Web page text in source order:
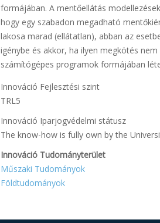
formájában. A mentőellátás
hogy egy szabadon megadható
lakosa marad (ellátatlan), abban az
igénybe és akkor, ha ilyen megkötés
számítógépes programok formájában
Innováció Fejlesztési szint
TRL5
Innováció Iparjogvédelmi státusz
The know-how is fully own by the
Innováció Tudományterület
Műszaki Tudományok
Földtudományok